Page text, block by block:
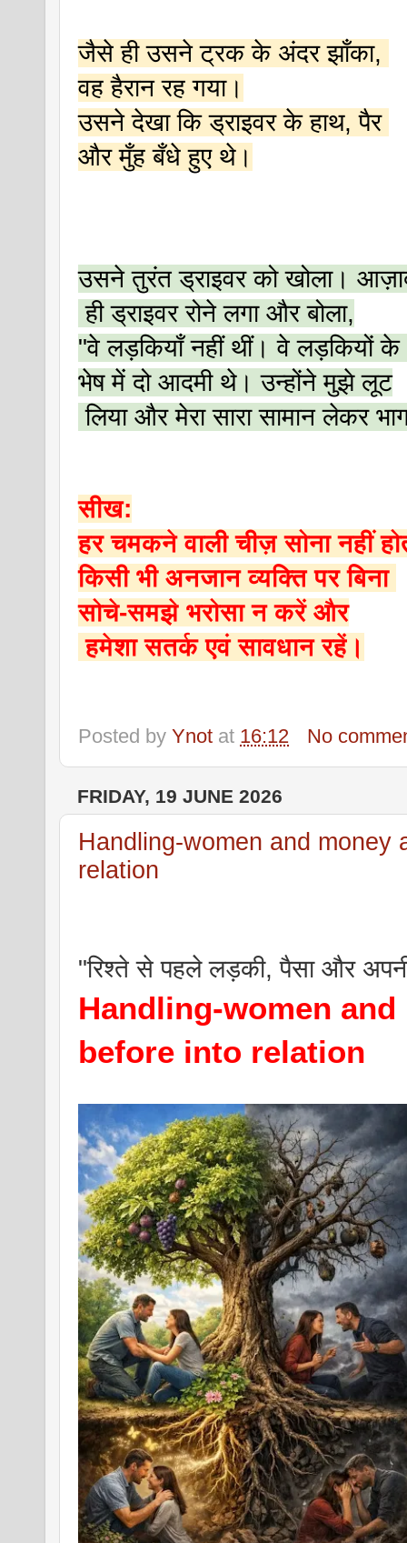
जैसे ही उसने ट्रक के अंदर झाँका,
वह हैरान रह गया।
उसने देखा कि ड्राइवर के हाथ, पैर
और मुँह बँधे हुए थे।
उसने तुरंत ड्राइवर को खोला।
ही ड्राइवर रोने लगा और बोला,
"वे लड़कियाँ नहीं थीं। वे लड़कियों के
भेष में दो आदमी थे। उन्होंने मुझे लूट
लिया और मेरा सारा सामान लेकर
सीख:
हर चमकने वाली चीज़ सोना नहीं
किसी भी अनजान व्यक्ति पर बिना
सोचे-समझे भरोसा न करें और
हमेशा सतर्क एवं सावधान रहें।
Posted by Ynot at 16:12 No
FRIDAY, 19 JUNE 2026
Handling-women and money
relation
"रिश्ते से पहले लड़की, पैसा और
Handling-women
before into relation